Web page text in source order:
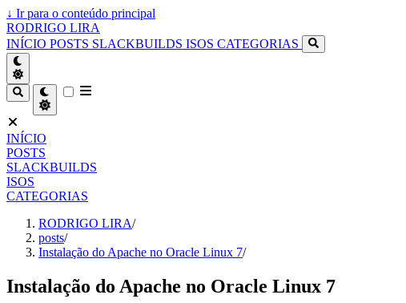
↓ Ir para o conteúdo principal
RODRIGO LIRA
INÍCIO POSTS SLACKBUILDS ISOS CATEGORIAS
INÍCIO
POSTS
SLACKBUILDS
ISOS
CATEGORIAS
RODRIGO LIRA/
posts/
Instalação do Apache no Oracle Linux 7/
Instalação do Apache no Oracle Linux 7